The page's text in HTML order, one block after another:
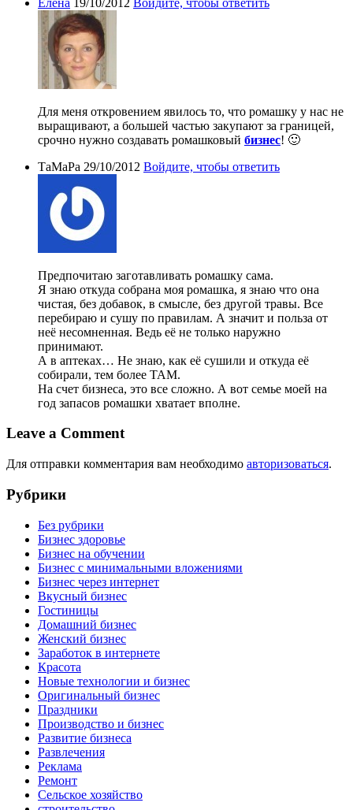
Для меня откровением явилось то, что ромашку у нас не
выращивают, а большей частью закупают за границей,
срочно нужно создавать ромашковый бизнес! 🙂
ТаМаРа 29/10/2012 Войдите, чтобы ответить
Предпочитаю заготавливать ромашку сама.
Я знаю откуда собрана моя ромашка, я знаю что она
чистая, без добавок, в смысле, без другой травы. Все
перебираю и сушу по правилам. А значит и польза от
неё несомненная. Ведь её не только наружно
принимают.
А в аптеках… Не знаю, как её сушили и откуда её
собирали, тем более ТАМ.
На счет бизнеса, это все сложно. А вот семье моей на
год запасов ромашки хватает вполне.
Leave a Comment
Для отправки комментария вам необходимо авторизоваться.
Рубрики
Без рубрики
Бизнес здоровье
Бизнес на обучении
Бизнес с минимальными вложениями
Бизнес через интернет
Вкусный бизнес
Гостиницы
Домашний бизнес
Женский бизнес
Заработок в интернете
Красота
Новые технологии и бизнес
Оригинальный бизнес
Праздники
Производство и бизнес
Развитие бизнеса
Развлечения
Реклама
Ремонт
Сельское хозяйство